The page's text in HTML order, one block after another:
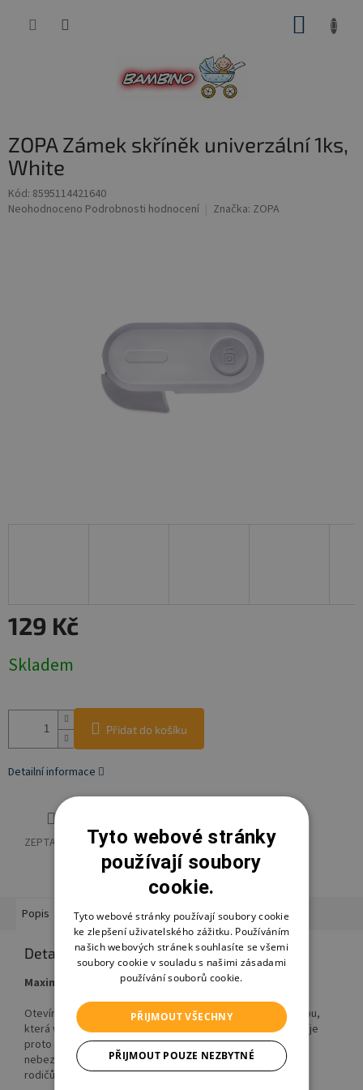
ZOPA Zámek skříněk univerzální 1ks,
White
Kód: 8595114421640
Průměrné
Neohodnoceno Podrobnosti hodnocení Značka: ZOPA
129 Kč
cena:
Skladem
Přidat do košíku
Detailní informace
ZEPTAT SE HLÍDAT SDÍLET
Popis Hodnocení Diskuze Značka Ostatní informace
Detailní popis produktu
Maximální bezpečnost pro vaše dítě
Otevírání skříněk je pro malé děti skutečně lákavou zábavou,
která však může být velmi nebezpečná. Univerzální zámek je
proto navržen tak, aby zabránil dětem v přístupu k
nebezpečným předmětům uvnitř skříněk a zásuvek, čímž
rodičům poskytuje klid a jistotu.
Tyto webové stránky
používají soubory
cookie.
Tyto webové stránky používají soubory cookie
ke zlepšení uživatelského zážitku. Používáním
našich webových stránek souhlasíte se všemi
soubory cookie v souladu s našimi zásadami
používání souborů cookie.
PŘIJMOUT VŠECHNY
PŘIJMOUT POUZE NEZBYTNÉ